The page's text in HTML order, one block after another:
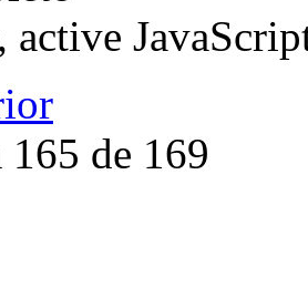
active
de 169